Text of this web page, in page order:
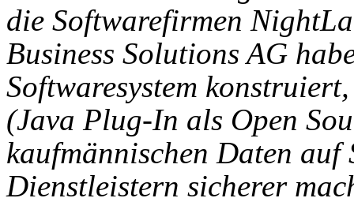
die Softwarefirmen
Business Solutions AG
Softwaresystem
(Java Plug-In als Open
kaufmännischen Daten auf
Dienstleistern sicherer